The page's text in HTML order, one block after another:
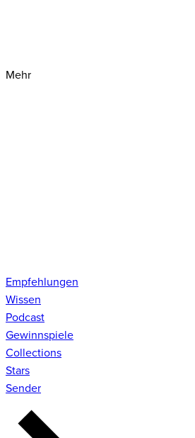
Mehr
Empfehlungen
Wissen
Podcast
Gewinnspiele
Collections
Stars
Sender